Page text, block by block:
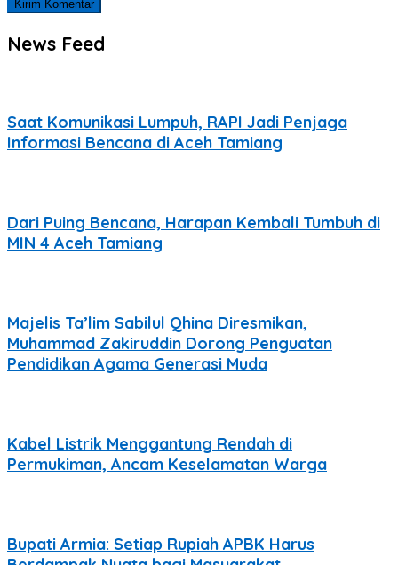
News Feed
Saat Komunikasi Lumpuh, RAPI Jadi Penjaga
Informasi Bencana di Aceh Tamiang
Dari Puing Bencana, Harapan Kembali Tumbuh di
MIN 4 Aceh Tamiang
Majelis Ta’lim Sabilul Qhina Diresmikan,
Muhammad Zakiruddin Dorong Penguatan
Pendidikan Agama Generasi Muda
Kabel Listrik Menggantung Rendah di
Permukiman, Ancam Keselamatan Warga
Bupati Armia: Setiap Rupiah APBK Harus